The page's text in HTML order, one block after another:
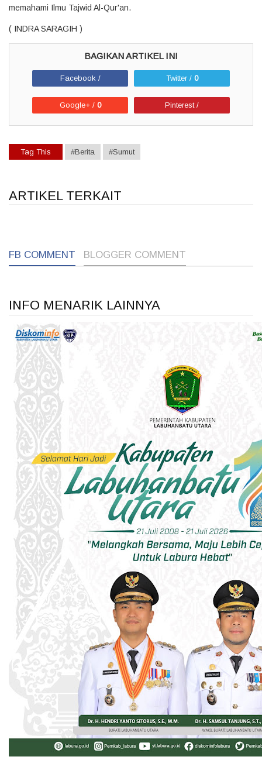
memahami Ilmu Tajwid Al-Qur'an.
( INDRA SARAGIH )
Facebook / Twitter / 0
Google+ / 0 Pinterest /
Tag This #Berita #Sumut
ARTIKEL TERKAIT
FB COMMENT BLOGGER COMMENT
INFO MENARIK LAINNYA